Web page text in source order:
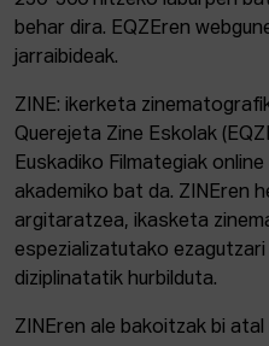
behar dira. EQZEren
jarraibideak.
ZINE: ikerketa
Querejeta Zine Eskolak
Euskadiko Filmategiak
akademiko bat da. ZINEren
argitaratzea, ikasketa
espezializatutako
diziplinatatik hurbilduta.
ZINEren ale bakoitzak bi